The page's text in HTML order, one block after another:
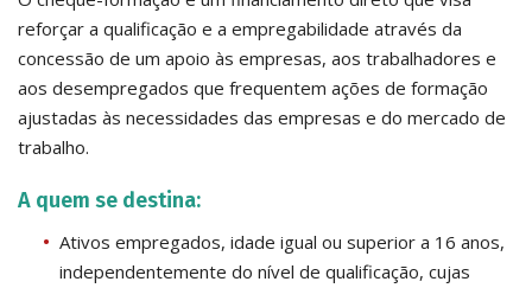
reforçar a qualificação e a empregabilidade através da
concessão de um apoio às empresas, aos trabalhadores e
aos desempregados que frequentem ações de formação
ajustadas às necessidades das empresas e do mercado de
trabalho.
A quem se destina:
Ativos empregados, idade igual ou superior a 16 anos,
independentemente do nível de qualificação, cujas